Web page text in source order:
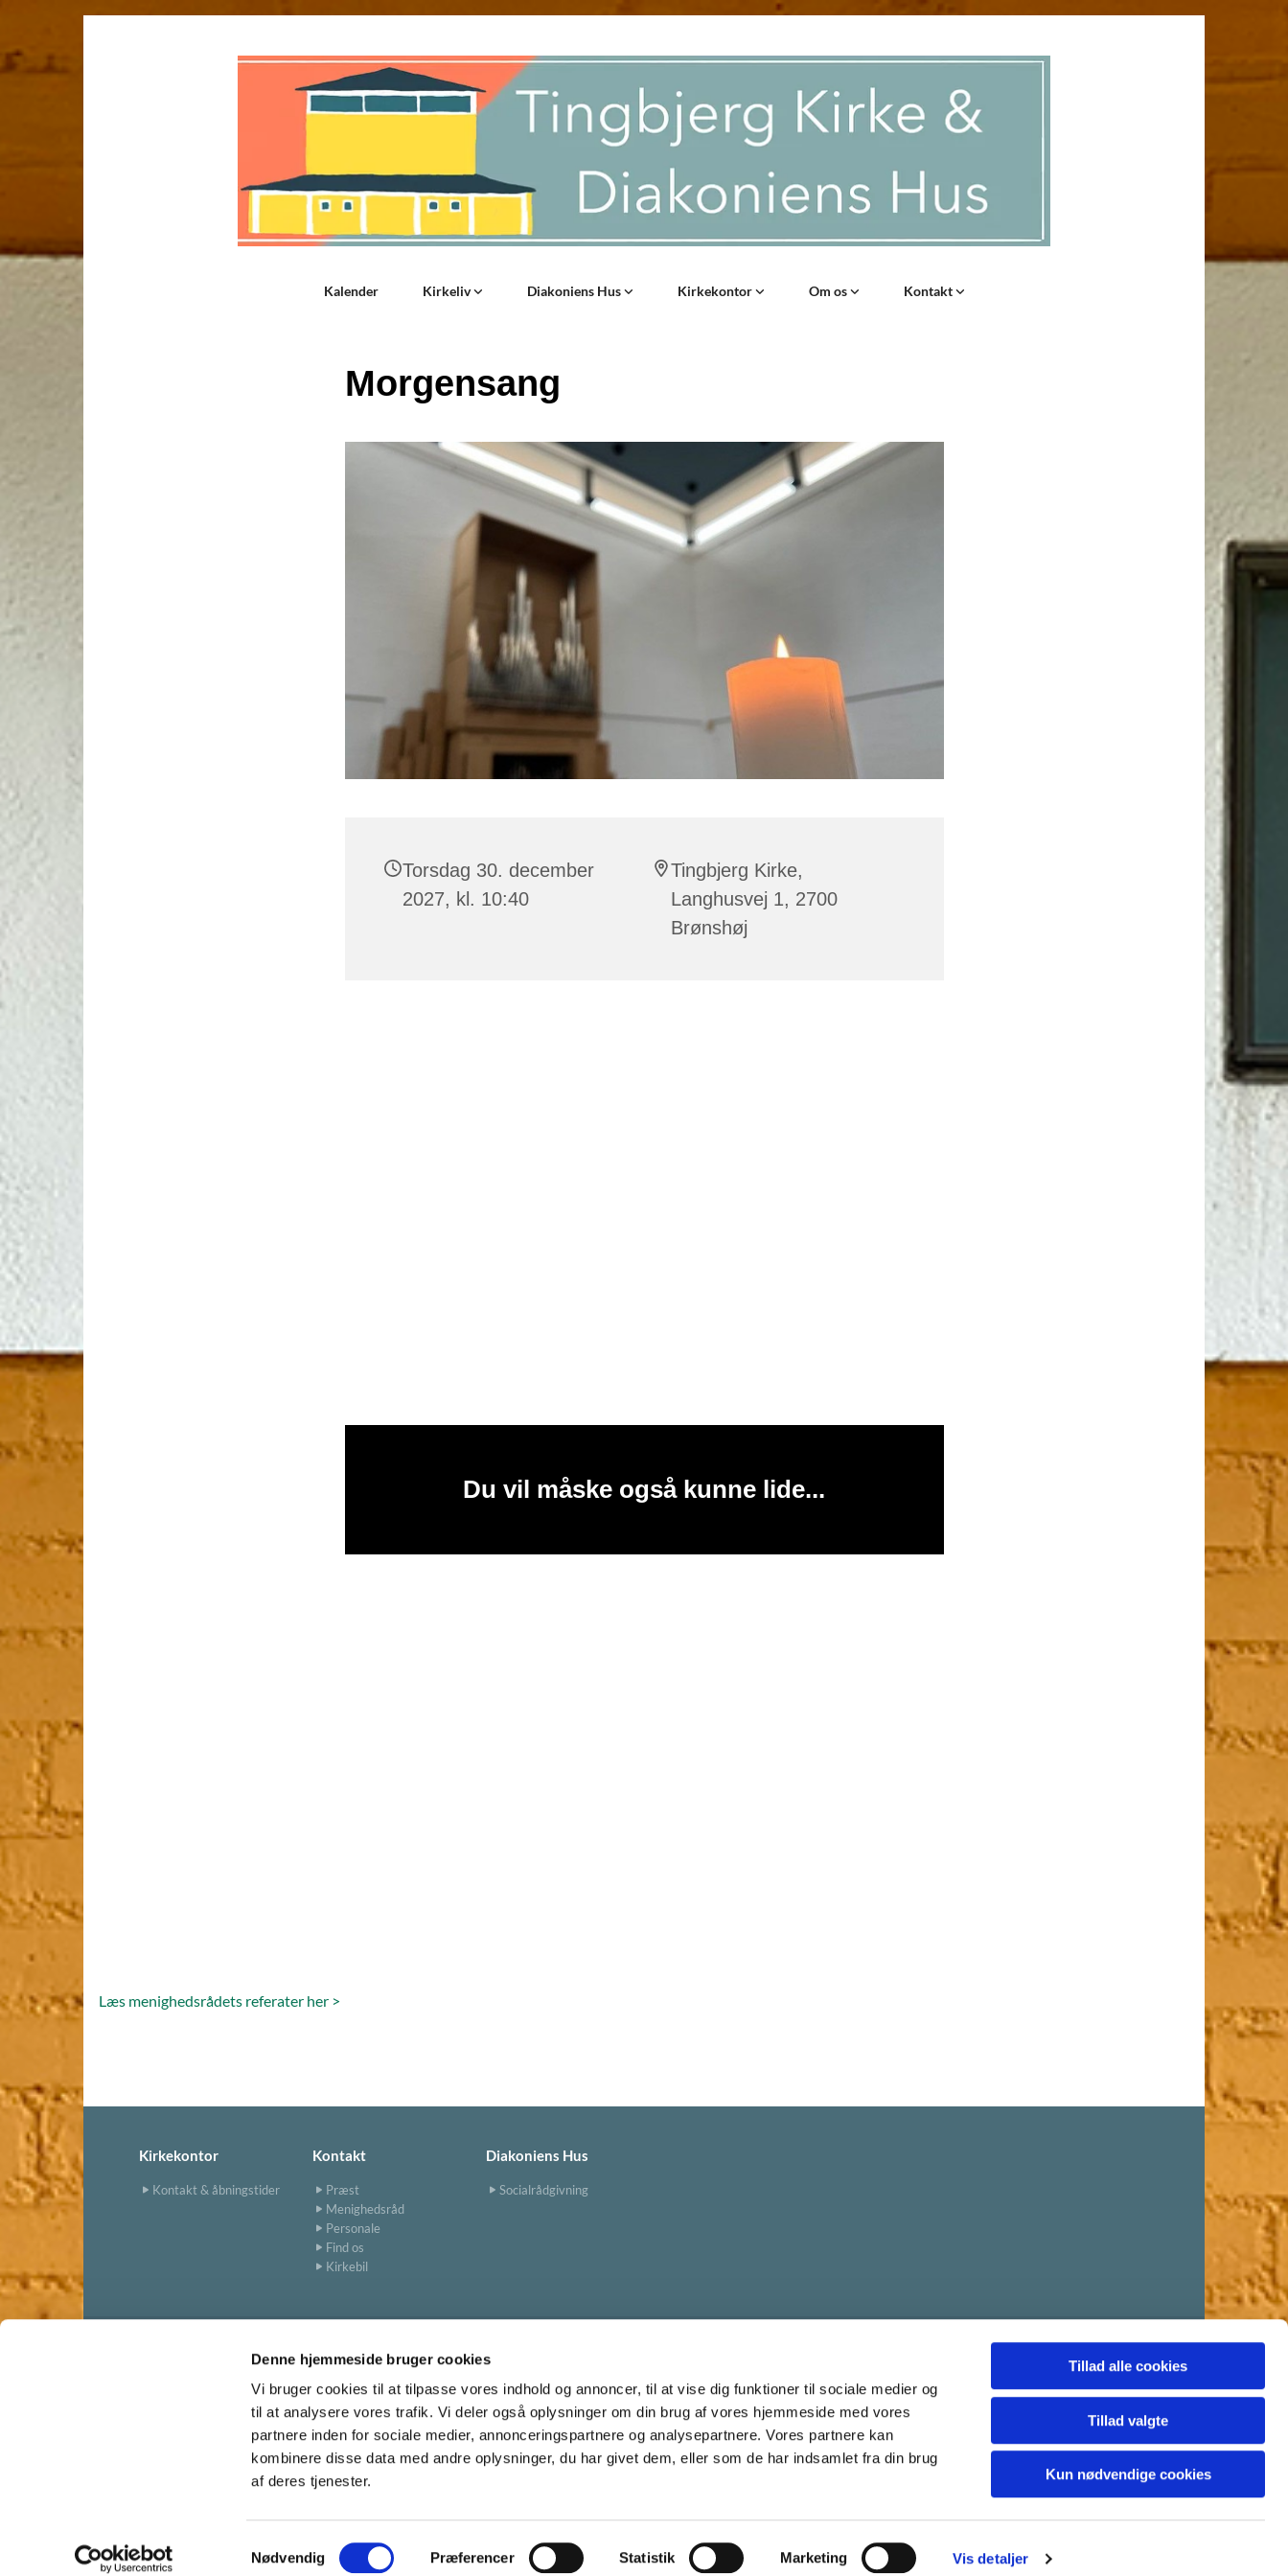
Denne hjemmeside bruger cookies
Vi bruger cookies til at tilpasse vores indhold og annoncer, til at vise dig funktioner til sociale medier og
til at analysere vores trafik. Vi deler også oplysninger om din brug af vores hjemmeside med vores
partnere inden for sociale medier, annonceringspartnere og analysepartnere. Vores partnere kan
kombinere disse data med andre oplysninger, du har givet dem, eller som de har indsamlet fra din brug
af deres tjenester.
a
Nødvendig Præferencer Statistik Marketing Vis detaljer
Tillad alle cookies
Tillad valgte
Kun nødvendige cookies
Kalender Kirkeliv Diakoniens Hus Kirkekontor Om os Kontakt
Morgensang
Torsdag 30. december
2027, kl. 10:40
Tingbjerg Kirke,
Langhusvej 1, 2700
Brønshøj
Du vil måske også kunne lide...
Læs menighedsrådets referater her >
Kirkekontor
Kontakt & åbningstider
Kontakt
Præst
Menighedsråd
Personale
Find os
Kirkebil
Diakoniens Hus
Socialrådgivning
Cookiepolitik